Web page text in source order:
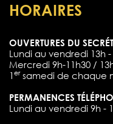
HORAIRES
OUVERTURES DU
Lundi au vendredi 13h -
Mercredi 9h-11h30 /
1 ersamedi de chaque
PERMANENCES
Lundi au vendredi 9h -